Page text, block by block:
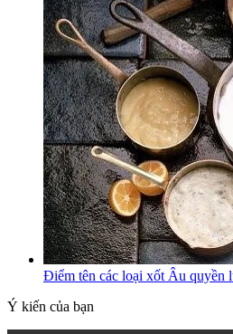
Điểm tên các loại xốt Âu quyền
Ý kiến của bạn